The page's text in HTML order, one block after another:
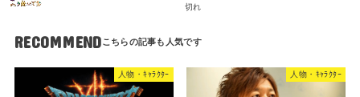
切れ
RECOMMEND
人物・ｷｬﾗｸﾀｰ 人物・ｷｬﾗｸﾀｰ